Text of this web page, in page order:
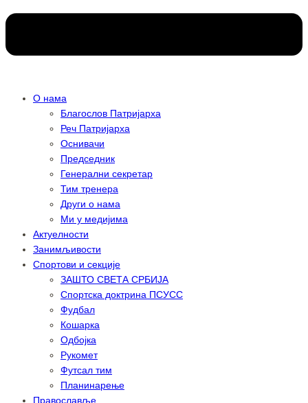
О нама
Благослов Патријарха
Реч Патријарха
Оснивачи
Председник
Генерални секретар
Тим тренера
Други о нама
Ми у медијима
Актуелности
Занимљивости
Спортови и секције
ЗАШТО СВЕТА СРБИЈА
Спортска доктрина ПСУСС
Фудбал
Кошарка
Одбојка
Рукомет
Футсал тим
Планинарење
Православље